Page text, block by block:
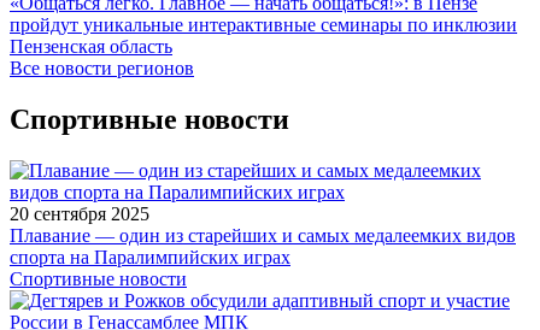
пройдут уникальные интерактивные семинары по инклюзии
Пензенская область
Все новости регионов
Спортивные новости
20 сентября 2025
Плавание — один из старейших и самых медалеемких видов
спорта на Паралимпийских играх
Спортивные новости